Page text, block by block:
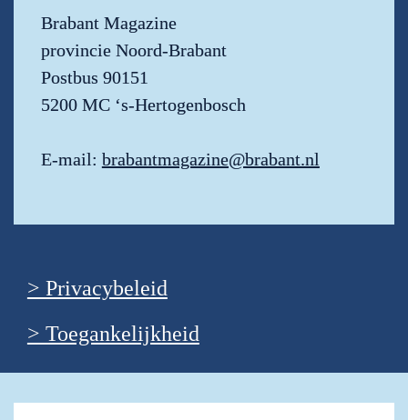
Brabant Magazine
provincie Noord-Brabant
Postbus 90151
5200 MC ‘s-Hertogenbosch
E-mail: brabantmagazine@brabant.nl
> Privacybeleid
> Toegankelijkheid